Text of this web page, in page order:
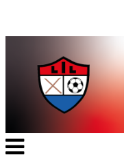
Veksle
navigasjon